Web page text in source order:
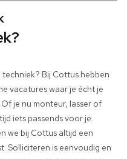
Bij Cottus hebben
vacatures waar je écht je
je nu monteur, lasser of
iets passends voor je.
we bij Cottus altijd een
Solliciteren is eenvoudig en